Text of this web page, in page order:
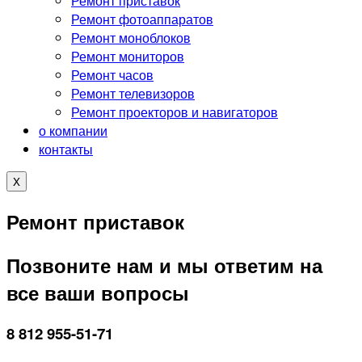
Ремонт фотоаппаратов
Ремонт моноблоков
Ремонт мониторов
Ремонт часов
Ремонт телевизоров
Ремонт проекторов и навигаторов
о компании
контакты
X
Ремонт приставок
Позвоните нам и мы ответим на
все ваши вопросы
8 812 955-51-71